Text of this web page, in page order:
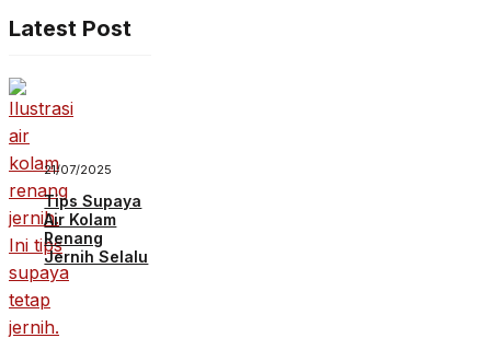
Latest Post
21/07/2025
Tips Supaya
Air Kolam
Renang
Jernih Selalu